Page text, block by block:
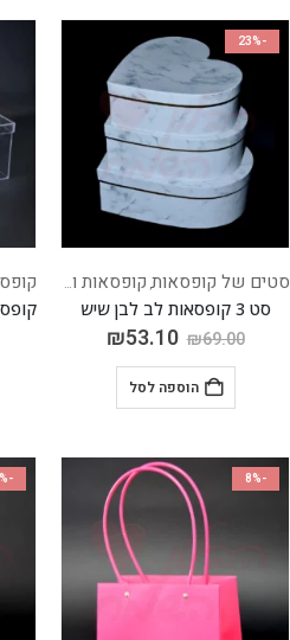
-23%
סטים של קופסאות, קופסאות וציוד נלווה
סט 3 קופסאות לב לבן שיש
₪69.00
₪53.10
הוספה לסל
-8%
-8%